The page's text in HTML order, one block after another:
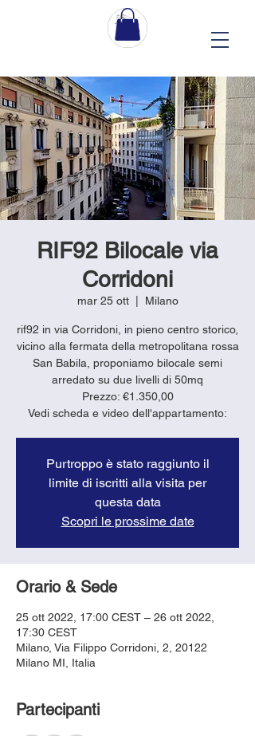
RIF92 Bilocale via
Corridoni
mar 25 ott
  |
Milano
rif92 in via Corridoni, in pieno centro storico,
vicino alla fermata della metropolitana rossa
San Babila, proponiamo bilocale semi
arredato su due livelli di 50mq
Prezzo: €1.350,00
Vedi scheda e video dell'appartamento:
Purtroppo è stato raggiunto il
limite di iscritti alla visita per
questa data
Scopri le prossime date
Orario & Sede
25 ott 2022, 17:00 CEST – 26 ott 2022,
17:30 CEST
Milano, Via Filippo Corridoni, 2, 20122
Milano MI, Italia
Partecipanti